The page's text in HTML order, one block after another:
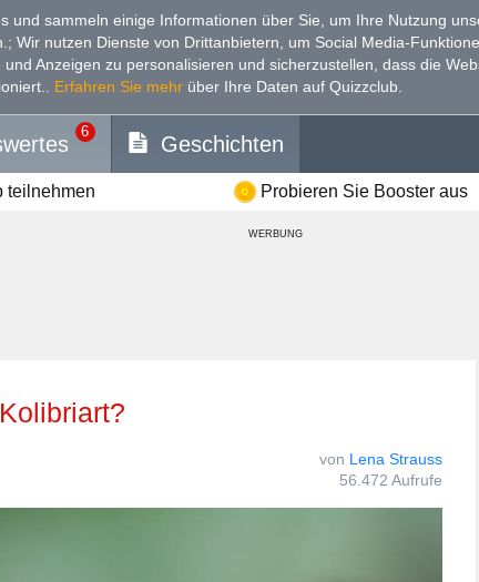
und sammeln einige Informationen über Sie, um Ihre Nutzung
; Wir nutzen Dienste von Drittanbietern, um Social Media-
Anzeigen zu personalisieren und sicherzustellen, dass die
Erfahren Sie mehr über Ihre Daten auf Quizzclub.
6
Geschichten
teilnehmen Probieren Sie Booster aus
WERBUNG
von Lena Strauss
56.472 Aufrufe